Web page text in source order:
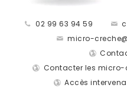
02 99 63 94 59
micro-
Contacter les micro-
Accès